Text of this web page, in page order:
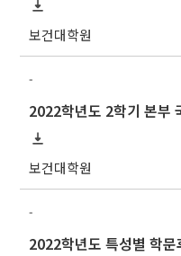
보건대학원
-
보건대학원
-
2022학년도 특성별 학